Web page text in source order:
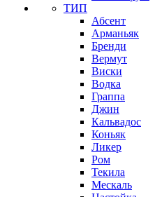
ТИП
Абсент
Арманьяк
Бренди
Вермут
Виски
Водка
Граппа
Джин
Кальвадос
Коньяк
Ликер
Ром
Текила
Мескаль